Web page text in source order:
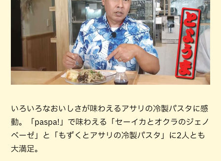
いろいろなおいしさが味わえるアサリの冷製パスタに感
動。「paspa!」で味わえる「セーイカとオクラのジェノ
ベーゼ」と「もずくとアサリの冷製パスタ」に2人とも
大満足。